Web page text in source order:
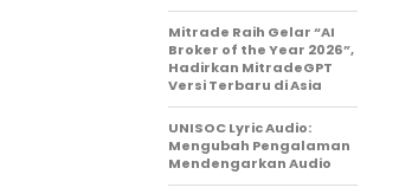
Mitrade Raih Gelar “AI
Broker of the Year 2026”,
Hadirkan MitradeGPT
Versi Terbaru di Asia
UNISOC Lyric Audio:
Mengubah Pengalaman
Mendengarkan Audio